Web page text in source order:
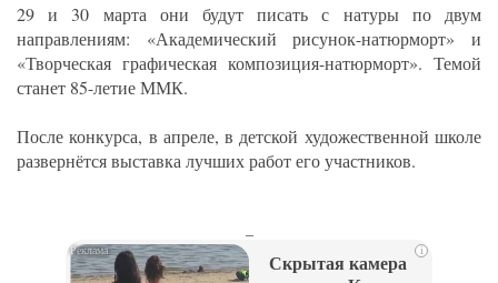
29 и 30 марта они будут писать с натуры по двум
направлениям: «Академический рисунок-натюрморт» и
«Творческая графическая композиция-натюрморт». Темой
станет 85-летие ММК.
После конкурса, в апреле, в детской художественной школе
развернётся выставка лучших работ его участников.
i
Скрытая камера